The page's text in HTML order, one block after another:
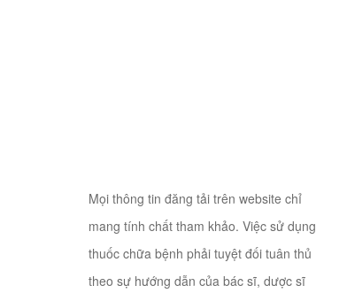
Mọi thông tin đăng tải trên website chỉ
mang tính chất tham khảo. Việc sử dụng
thuốc chữa bệnh phải tuyệt đối tuân thủ
theo sự hướng dẫn của bác sĩ, dược sĩ